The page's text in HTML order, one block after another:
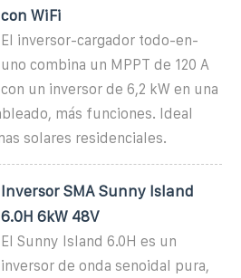
con WiFi
El inversor-cargador todo-en-
uno combina un MPPT de 120 A
con un inversor de 6,2 kW en una
más funciones. Ideal
solares residenciales.
Inversor SMA Sunny Island
6.0H 6kW 48V
El Sunny Island 6.0H es un
inversor de onda senoidal pura,